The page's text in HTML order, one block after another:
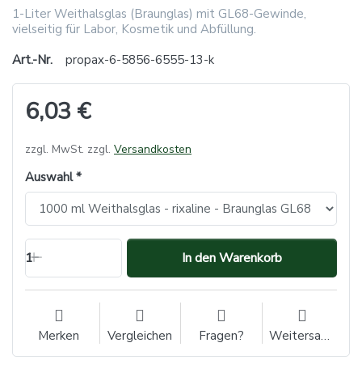
1-Liter Weithalsglas (Braunglas) mit GL68-Gewinde,
vielseitig für Labor, Kosmetik und Abfüllung.
Art.-Nr.
propax-6-5856-6555-13-k
6,03 €
zzgl. MwSt. zzgl. Versandkosten
Auswahl
1 In den Warenkorb
Merken Vergleichen Fragen? Weitersagen